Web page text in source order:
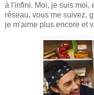
à l'infini. Moi, je suis moi,
réseau, vous me suivez,
je m'aime plus encore et